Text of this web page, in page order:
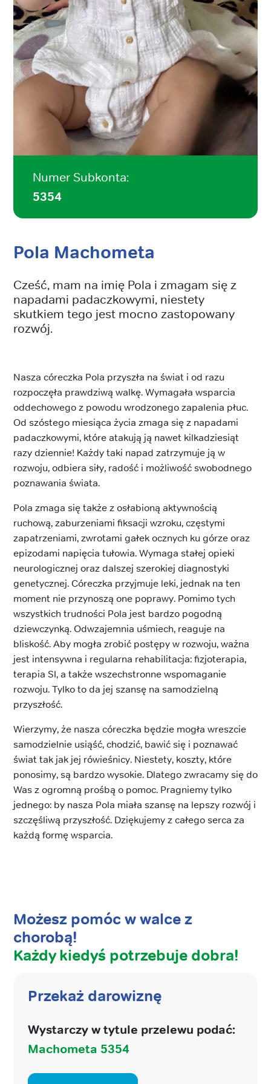
Numer Subkonta:
5354
Pola Machometa
Cześć, mam na imię Pola i zmagam się z
napadami padaczkowymi, niestety
skutkiem tego jest mocno zastopowany
rozwój.
Nasza córeczka Pola przyszła na świat i od razu
rozpoczęła prawdziwą walkę. Wymagała wsparcia
oddechowego z powodu wrodzonego zapalenia płuc.
Od szóstego miesiąca życia zmaga się z napadami
padaczkowymi, które atakują ją nawet kilkadziesiąt
razy dziennie! Każdy taki napad zatrzymuje ją w
rozwoju, odbiera siły, radość i możliwość swobodnego
poznawania świata.
Pola zmaga się także z osłabioną aktywnością
ruchową, zaburzeniami fiksacji wzroku, częstymi
zapatrzeniami, zwrotami gałek ocznych ku górze oraz
epizodami napięcia tułowia. Wymaga stałej opieki
neurologicznej oraz dalszej szerokiej diagnostyki
genetycznej. Córeczka przyjmuje leki, jednak na ten
moment nie przynoszą one poprawy. Pomimo tych
wszystkich trudności Pola jest bardzo pogodną
dziewczynką. Odwzajemnia uśmiech, reaguje na
bliskość. Aby mogła zrobić postępy w rozwoju, ważna
jest intensywna i regularna rehabilitacja: fizjoterapia,
terapia SI, a także wszechstronne wspomaganie
rozwoju. Tylko to da jej szansę na samodzielną
przyszłość.
Wierzymy, że nasza córeczka będzie mogła wreszcie
samodzielnie usiąść, chodzić, bawić się i poznawać
świat tak jak jej rówieśnicy. Niestety, koszty, które
ponosimy, są bardzo wysokie. Dlatego zwracamy się do
Was z ogromną prośbą o pomoc. Pragniemy tylko
jednego: by nasza Pola miała szansę na lepszy rozwój i
szczęśliwą przyszłość. Dziękujemy z całego serca za
każdą formę wsparcia.
Możesz pomóc w walce z
chorobą!
Każdy kiedyś potrzebuje dobra!
Przekaż darowiznę
Wystarczy w tytule przelewu podać:
Machometa 5354